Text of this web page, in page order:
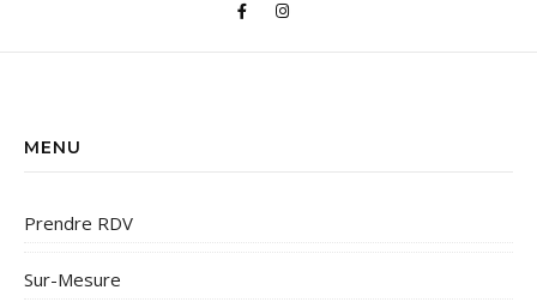
MENU
Prendre RDV
Sur-Mesure